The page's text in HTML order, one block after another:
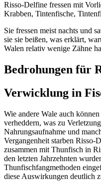
Risso-Delfine fressen mit
Krabben, Tintenfische,
Sie fressen meist nachts und
sie sie beißen, was erklärt,
Walen relativ wenige Zähne
Bedrohungen für
Verwicklung in
Wie andere Wale auch
verheddern, was zu
Nahrungsaufnahme und
Vergangenheit starben
zusammen mit Thunfisch in
den letzten Jahrzehnten
Thunfischfangmethoden eing
diese Auswirkungen deutlich